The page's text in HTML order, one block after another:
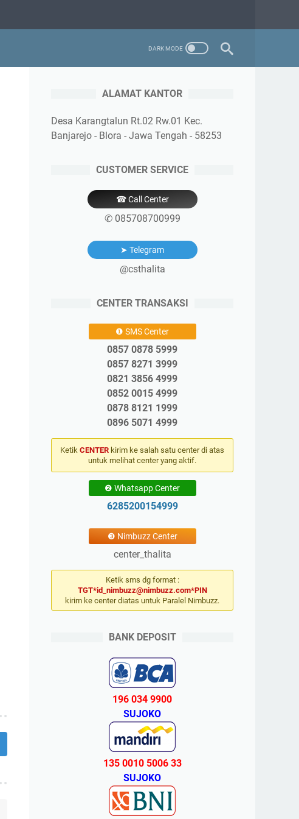
ALAMAT KANTOR
Desa Karangtalun Rt.02 Rw.01 Kec.
Banjarejo - Blora - Jawa Tengah - 58253
CUSTOMER SERVICE
☎ Call Center
✆ 085708700999
➤ Telegram
@csthalita
CENTER TRANSAKSI
❶ SMS Center
0857 0878 5999
0857 8271 3999
0821 3856 4999
0852 0015 4999
0878 8121 1999
0896 5071 4999
Ketik CENTER kirim ke salah satu center di atas
untuk melihat center yang aktif.
❷ Whatsapp Center
6285200154999
❸ Nimbuzz Center
center_thalita
Ketik sms dg format :
TGT*id_nimbuzz@nimbuzz.com*PIN
kirim ke center diatas untuk Paralel Nimbuzz.
BANK DEPOSIT
196 034 9900
SUJOKO
135 0010 5006 33
SUJOKO